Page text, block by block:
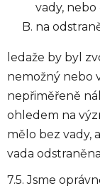
vady,
na
ledaže by byl
nemožný nebo
nepřiměřeně
ohledem na
mělo bez vady,
vada
7.5. Jsme